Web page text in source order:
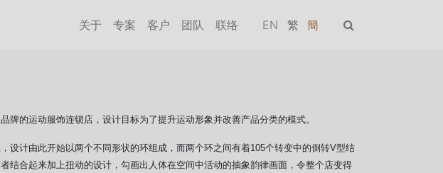
关于 专案 客户 团队 联络 EN 繁 簡
牌的运动服饰连锁店，设计目标为了提升运动形象并改善产品分类的模式。
设计由此开始以两个不同形状的环组成，而两个环之间有着105个转变中的倒转V型结
结合起来加上扭动的设计，勾画出人体在空间中活动的抽象韵律画面，令整个店变得